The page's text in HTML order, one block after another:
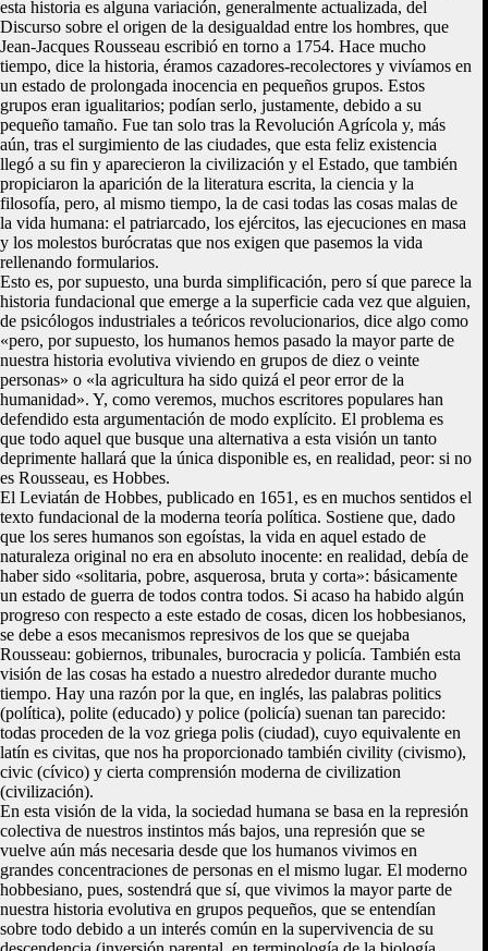
esta historia es alguna variación, generalmente actualizada, del
Discurso sobre el origen de la desigualdad entre los hombres, que
Jean-Jacques Rousseau escribió en torno a 1754. Hace mucho
tiempo, dice la historia, éramos cazadores-recolectores y vivíamos en
un estado de prolongada inocencia en pequeños grupos. Estos
grupos eran igualitarios; podían serlo, justamente, debido a su
pequeño tamaño. Fue tan solo tras la Revolución Agrícola y, más
aún, tras el surgimiento de las ciudades, que esta feliz existencia
llegó a su fin y aparecieron la civilización y el Estado, que también
propiciaron la aparición de la literatura escrita, la ciencia y la
filosofía, pero, al mismo tiempo, la de casi todas las cosas malas de
la vida humana: el patriarcado, los ejércitos, las ejecuciones en masa
y los molestos burócratas que nos exigen que pasemos la vida
rellenando formularios.
Esto es, por supuesto, una burda simplificación, pero sí que parece la
historia fundacional que emerge a la superficie cada vez que alguien,
de psicólogos industriales a teóricos revolucionarios, dice algo como
«pero, por supuesto, los humanos hemos pasado la mayor parte de
nuestra historia evolutiva viviendo en grupos de diez o veinte
personas» o «la agricultura ha sido quizá el peor error de la
humanidad». Y, como veremos, muchos escritores populares han
defendido esta argumentación de modo explícito. El problema es
que todo aquel que busque una alternativa a esta visión un tanto
deprimente hallará que la única disponible es, en realidad, peor: si no
es Rousseau, es Hobbes.
El Leviatán de Hobbes, publicado en 1651, es en muchos sentidos el
texto fundacional de la moderna teoría política. Sostiene que, dado
que los seres humanos son egoístas, la vida en aquel estado de
naturaleza original no era en absoluto inocente: en realidad, debía de
haber sido «solitaria, pobre, asquerosa, bruta y corta»: básicamente
un estado de guerra de todos contra todos. Si acaso ha habido algún
progreso con respecto a este estado de cosas, dicen los hobbesianos,
se debe a esos mecanismos represivos de los que se quejaba
Rousseau: gobiernos, tribunales, burocracia y policía. También esta
visión de las cosas ha estado a nuestro alrededor durante mucho
tiempo. Hay una razón por la que, en inglés, las palabras politics
(política), polite (educado) y police (policía) suenan tan parecido:
todas proceden de la voz griega polis (ciudad), cuyo equivalente en
latín es civitas, que nos ha proporcionado también civility (civismo),
civic (cívico) y cierta comprensión moderna de civilization
(civilización).
En esta visión de la vida, la sociedad humana se basa en la represión
colectiva de nuestros instintos más bajos, una represión que se
vuelve aún más necesaria desde que los humanos vivimos en
grandes concentraciones de personas en el mismo lugar. El moderno
hobbesiano, pues, sostendrá que sí, que vivimos la mayor parte de
nuestra historia evolutiva en grupos pequeños, que se entendían
sobre todo debido a un interés común en la supervivencia de su